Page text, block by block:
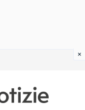
×